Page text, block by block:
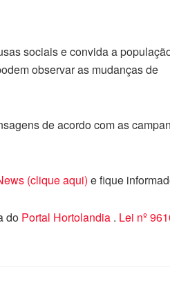
sociais e convida a
observar as mudanças de
de acordo com as
(clique aqui) e fique
do Portal Hortolandia . Lei nº